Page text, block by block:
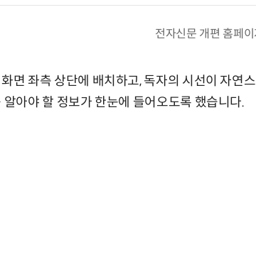
전자신문 개편 홈페이
면 좌측 상단에 배치하고, 독자의 시선이 자연
알아야 할 정보가 한눈에 들어오도록 했습니다.